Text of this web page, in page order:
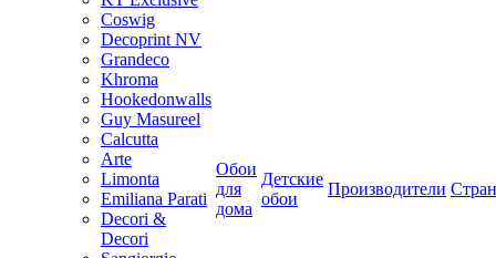
Coswig
Decoprint NV
Grandeco
Khroma
Hookedonwalls
Guy Masureel
Calcutta
Arte
Limonta
Emiliana Parati
Decori &
Decori
Обои
для
дома
Детские
обои
Производители